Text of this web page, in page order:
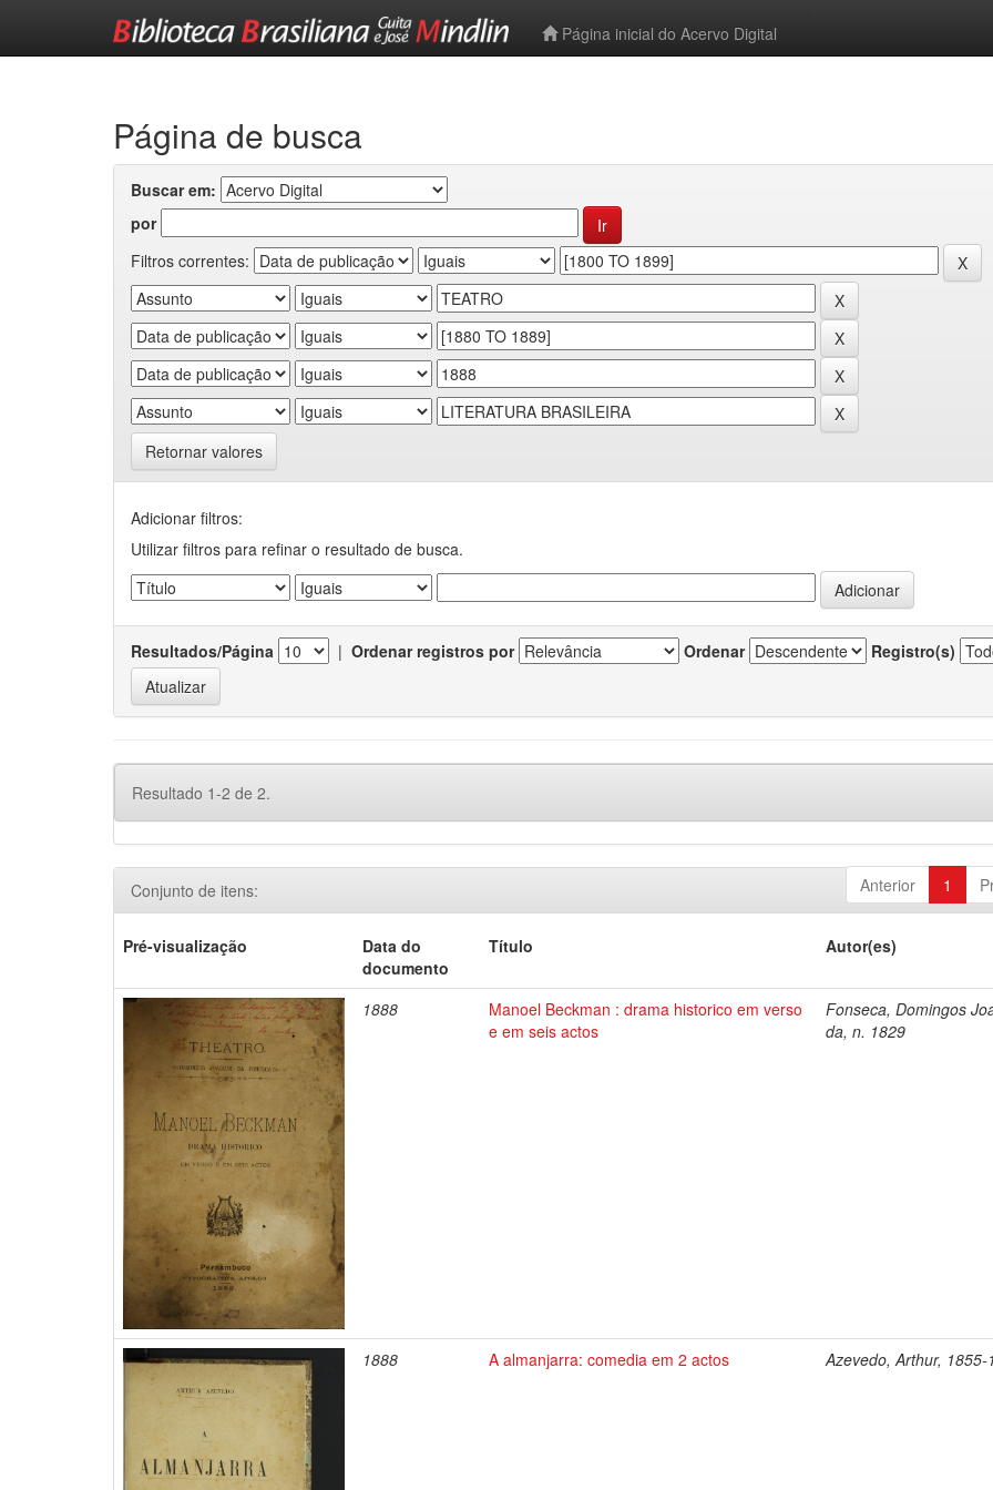
Página inicial do Acervo Digital
Página de busca
Buscar em:
por
Filtros correntes:
Retornar valores
Adicionar filtros:
Utilizar filtros para refinar o resultado de busca.
Resultados/Página | Ordenar registros por Ordenar Registro(s)
Resultado 1-2 de 2.
Anterior 1
Conjunto de itens:
Pré-visualização
Data do
documento
Título Autor(es)
1888
Manoel Beckman : drama historico em verso
e em seis actos
Fonseca, Domingos
da, n. 1829
1888 A almanjarra: comedia em 2 actos Azevedo, Arthur, 1855-